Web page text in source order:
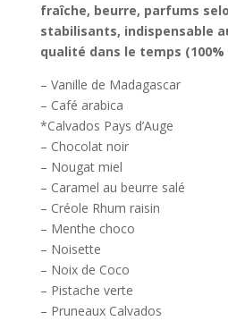
fraîche, beurre, parfums
stabilisants, indispensable
qualité dans le temps
– Vanille de Madagascar
– Café arabica
*Calvados Pays d’Auge
– Chocolat noir
– Nougat miel
– Caramel au beurre salé
– Créole Rhum raisin
– Menthe choco
– Noisette
– Noix de Coco
– Pistache verte
– Pruneaux Calvados